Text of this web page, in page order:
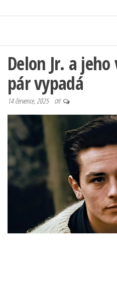
Delon Jr. a
pár vypadá
14 července, 2025 Off